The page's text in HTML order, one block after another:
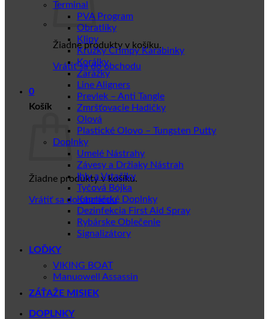
Žiadne produkty v košíku.
Vrátiť sa do obchodu
0
Košík
Žiadne produkty v košíku.
Vrátiť sa do obchodu
Terminal
PVA Program
Obratlíky
Klipy
Krúžky Crimpy Karabinky
Korálky
Zarážky
Line Aligners
Prevlek – Anti Tangle
Zmršťovacie Hadičky
Olová
Plastické Olovo – Tungsten Putty
Doplnky
Umelé Nástrahy
Závesy a Držiaky Nástrah
Ihly a Vrtačiky
Tyčová Bójka
Kaprářské Doplnky
Dezinfekcia First Aid Spray
Rybárske Oblečenie
Signalizátory
LOĎKY
VIKING BOAT
Manuowell Assassin
ZÁŤAŽE MISIEK
DOPLNKY